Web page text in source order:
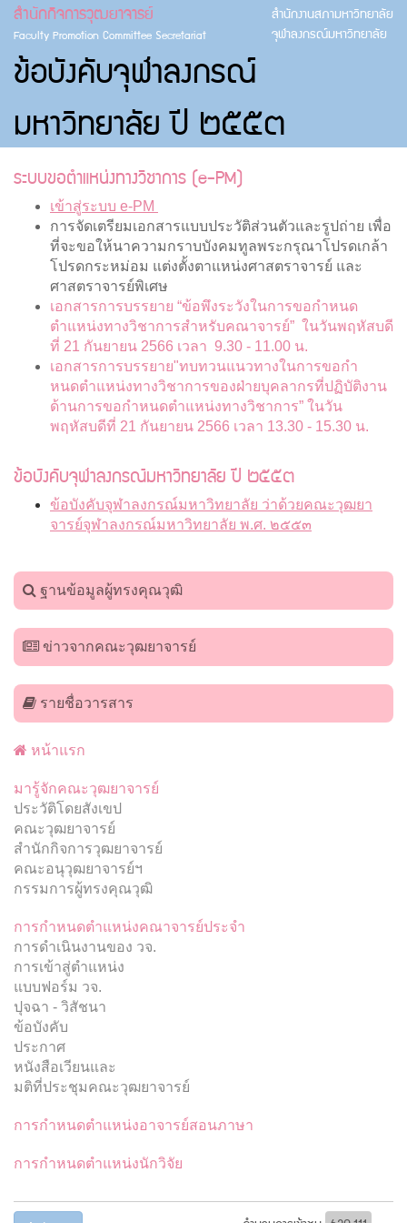
Skip to main content
สำนักกิจการวุฒยาจารย์
Faculty Promotion Committee Secretariat
สำนักงานสภามหาวิทยาลัย
จุฬาลงกรณ์มหาวิทยาลัย
ข้อบังคับจุฬาลงกรณ์
มหาวิทยาลัย ปี ๒๕๕๓
ระบบขอตำแหน่งทางวิชาการ (e-PM)
เข้าสู่ระบบ e-PM
การจัดเตรียมเอกสารแบบประวัติส่วนตัวและรูปถ่าย เพื่อ
ที่จะขอให้นาความกราบบังคมทูลพระกรุณาโปรดเกล้า
โปรดกระหม่อม แต่งตั้งตาแหน่งศาสตราจารย์ และ
ศาสตราจารย์พิเศษ
เอกสารการบรรยาย “ข้อพึงระวังในการขอกำหนด
ตำแหน่งทางวิชาการสำหรับคณาจารย์” ในวันพฤหัสบดี
ที่ 21 กันยายน 2566 เวลา 9.30 - 11.00 น.
เอกสารการบรรยาย"ทบทวนแนวทางในการขอกํา
หนดตําแหน่งทางวิชาการของฝ่ายบุคลากรที่ปฏิบัติงาน
ด้านการขอกําหนดตําแหน่งทางวิชาการ” ในวัน
พฤหัสบดีที่ 21 กันยายน 2566 เวลา 13.30 - 15.30 น.
ข้อบังคับจุฬาลงกรณ์มหาวิทยาลัย ปี ๒๕๕๓
ข้อบังคับจุฬาลงกรณ์มหาวิทยาลัย ว่าด้วยคณะวุฒยา
จารย์จุฬาลงกรณ์มหาวิทยาลัย พ.ศ. ๒๕๕๓
ฐานข้อมูลผู้ทรงคุณวุฒิ
ข่าวจากคณะวุฒยาจารย์
รายชื่อวารสาร
หน้าแรก
มารู้จักคณะวุฒยาจารย์
ประวัติโดยสังเขป
คณะวุฒยาจารย์
สำนักกิจการวุฒยาจารย์
คณะอนุวุฒยาจารย์ฯ
กรรมการผู้ทรงคุณวุฒิ
การกำหนดตำแหน่งคณาจารย์ประจำ
การดำเนินงานของ วจ.
การเข้าสู่ตำแหน่ง
แบบฟอร์ม วจ.
ปุจฉา - วิสัชนา
ข้อบังคับ
ประกาศ
หนังสือเวียนและ
มติที่ประชุมคณะวุฒยาจารย์
การกำหนดตำแหน่งอาจารย์สอนภาษา
การกำหนดตำแหน่งนักวิจัย